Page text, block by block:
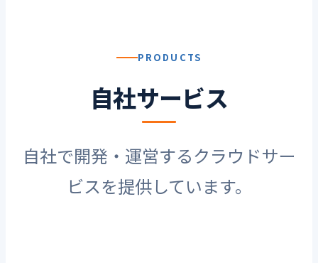
PRODUCTS
自社サービス
自社で開発・運営するクラウドサー
ビスを提供しています。